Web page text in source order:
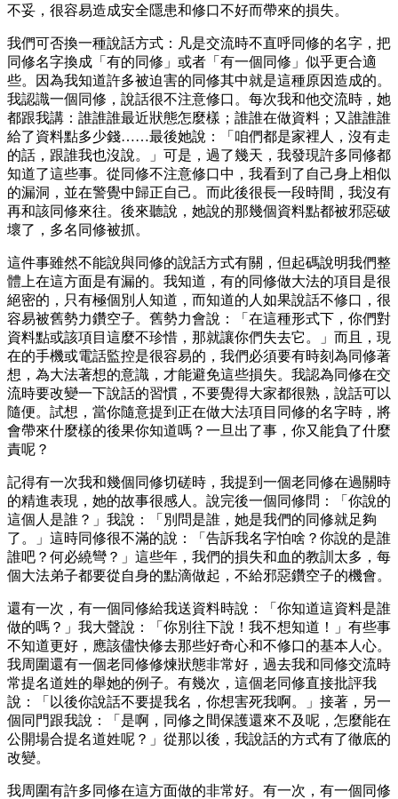
不妥，很容易造成安全隱患和修口不好而帶來的損失。
我們可否換一種說話方式：凡是交流時不直呼同修的名字，把
同修名字換成「有的同修」或者「有一個同修」似乎更合適
些。因為我知道許多被迫害的同修其中就是這種原因造成的。
我認識一個同修，說話很不注意修口。每次我和他交流時，她
都跟我講：誰誰誰最近狀態怎麼樣；誰誰在做資料；又誰誰誰
給了資料點多少錢……最後她說：「咱們都是家裡人，沒有走
的話，跟誰我也沒說。」可是，過了幾天，我發現許多同修都
知道了這些事。從同修不注意修口中，我看到了自己身上相似
的漏洞，並在警覺中歸正自己。而此後很長一段時間，我沒有
再和該同修來往。後來聽說，她說的那幾個資料點都被邪惡破
壞了，多名同修被抓。
這件事雖然不能說與同修的說話方式有關，但起碼說明我們整
體上在這方面是有漏的。我知道，有的同修做大法的項目是很
絕密的，只有極個別人知道，而知道的人如果說話不修口，很
容易被舊勢力鑽空子。舊勢力會說：「在這種形式下，你們對
資料點或該項目這麼不珍惜，那就讓你們失去它。」而且，現
在的手機或電話監控是很容易的，我們必須要有時刻為同修著
想，為大法著想的意識，才能避免這些損失。我認為同修在交
流時要改變一下說話的習慣，不要覺得大家都很熟，說話可以
隨便。試想，當你隨意提到正在做大法項目同修的名字時，將
會帶來什麼樣的後果你知道嗎？一旦出了事，你又能負了什麼
責呢？
記得有一次我和幾個同修切磋時，我提到一個老同修在過關時
的精進表現，她的故事很感人。說完後一個同修問：「你說的
這個人是誰？」我說：「別問是誰，她是我們的同修就足夠
了。」這時同修很不滿的說：「告訴我名字怕啥？你說的是誰
誰吧？何必繞彎？」這些年，我們的損失和血的教訓太多，每
個大法弟子都要從自身的點滴做起，不給邪惡鑽空子的機會。
還有一次，有一個同修給我送資料時說：「你知道這資料是誰
做的嗎？」我大聲說：「你別往下說！我不想知道！」有些事
不知道更好，應該儘快修去那些好奇心和不修口的基本人心。
我周圍還有一個老同修修煉狀態非常好，過去我和同修交流時
常提名道姓的舉她的例子。有幾次，這個老同修直接批評我
說：「以後你說話不要提我名，你想害死我啊。」接著，另一
個同門跟我說：「是啊，同修之間保護還來不及呢，怎麼能在
公開場合提名道姓呢？」從那以後，我說話的方式有了徹底的
改變。
我周圍有許多同修在這方面做的非常好。有一次，有一個同修